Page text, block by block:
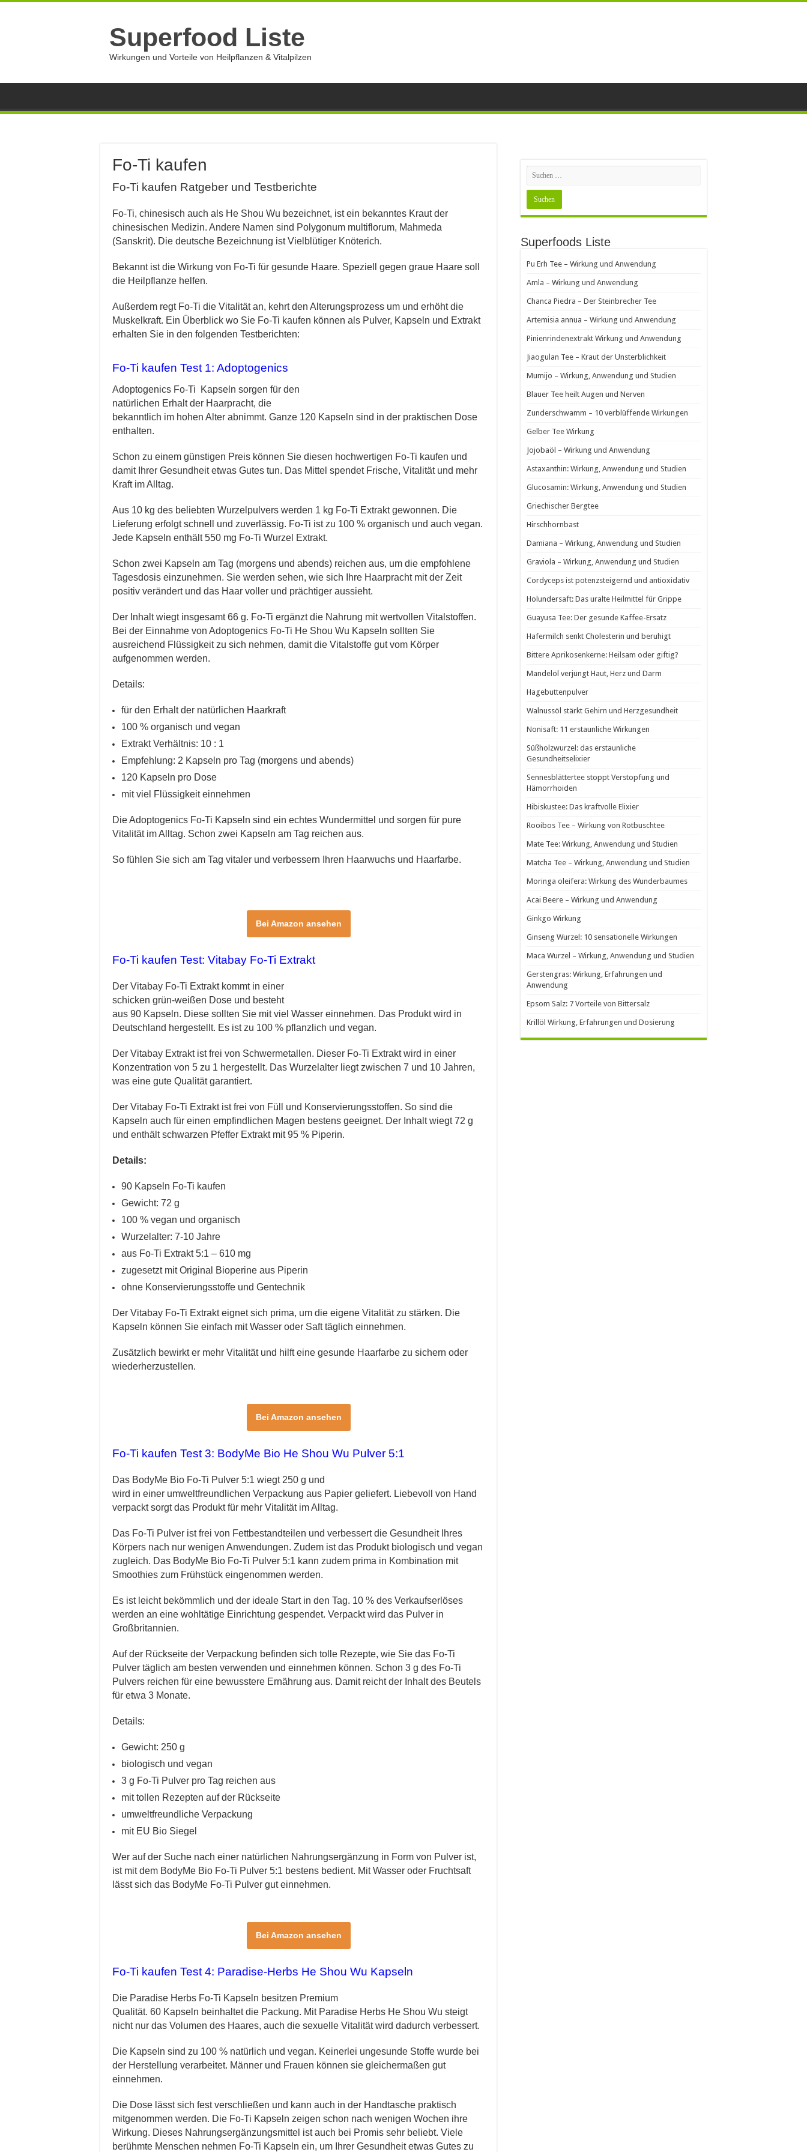
Superfood Liste
Wirkungen und Vorteile von Heilpflanzen & Vitalpilzen
Fo-Ti kaufen
Fo-Ti kaufen Ratgeber und Testberichte
Fo-Ti, chinesisch auch als He Shou Wu bezeichnet, ist ein bekanntes Kraut der
chinesischen Medizin. Andere Namen sind Polygonum multiflorum, Mahmeda
(Sanskrit). Die deutsche Bezeichnung ist Vielblütiger Knöterich.
Bekannt ist die Wirkung von Fo-Ti für gesunde Haare. Speziell gegen graue Haare soll
die Heilpflanze helfen.
Außerdem regt Fo-Ti die Vitalität an, kehrt den Alterungsprozess um und erhöht die
Muskelkraft. Ein Überblick wo Sie Fo-Ti kaufen können als Pulver, Kapseln und Extrakt
erhalten Sie in den folgenden Testberichten:
Fo-Ti kaufen Test 1: Adoptogenics
Adoptogenics Fo-Ti Kapseln sorgen für den
natürlichen Erhalt der Haarpracht, die
bekanntlich im hohen Alter abnimmt. Ganze 120 Kapseln sind in der praktischen Dose
enthalten.
Schon zu einem günstigen Preis können Sie diesen hochwertigen Fo-Ti kaufen und
damit Ihrer Gesundheit etwas Gutes tun. Das Mittel spendet Frische, Vitalität und mehr
Kraft im Alltag.
Aus 10 kg des beliebten Wurzelpulvers werden 1 kg Fo-Ti Extrakt gewonnen. Die
Lieferung erfolgt schnell und zuverlässig. Fo-Ti ist zu 100 % organisch und auch vegan.
Jede Kapseln enthält 550 mg Fo-Ti Wurzel Extrakt.
Schon zwei Kapseln am Tag (morgens und abends) reichen aus, um die empfohlene
Tagesdosis einzunehmen. Sie werden sehen, wie sich Ihre Haarpracht mit der Zeit
positiv verändert und das Haar voller und prächtiger aussieht.
Der Inhalt wiegt insgesamt 66 g. Fo-Ti ergänzt die Nahrung mit wertvollen Vitalstoffen.
Bei der Einnahme von Adoptogenics Fo-Ti He Shou Wu Kapseln sollten Sie
ausreichend Flüssigkeit zu sich nehmen, damit die Vitalstoffe gut vom Körper
aufgenommen werden.
Details:
für den Erhalt der natürlichen Haarkraft
100 % organisch und vegan
Extrakt Verhältnis: 10 : 1
Empfehlung: 2 Kapseln pro Tag (morgens und abends)
120 Kapseln pro Dose
mit viel Flüssigkeit einnehmen
Die Adoptogenics Fo-Ti Kapseln sind ein echtes Wundermittel und sorgen für pure
Vitalität im Alltag. Schon zwei Kapseln am Tag reichen aus.
So fühlen Sie sich am Tag vitaler und verbessern Ihren Haarwuchs und Haarfarbe.
Bei Amazon ansehen
Fo-Ti kaufen Test: Vitabay Fo-Ti Extrakt
Der Vitabay Fo-Ti Extrakt kommt in einer
schicken grün-weißen Dose und besteht
aus 90 Kapseln. Diese sollten Sie mit viel Wasser einnehmen. Das Produkt wird in
Deutschland hergestellt. Es ist zu 100 % pflanzlich und vegan.
Der Vitabay Extrakt ist frei von Schwermetallen. Dieser Fo-Ti Extrakt wird in einer
Konzentration von 5 zu 1 hergestellt. Das Wurzelalter liegt zwischen 7 und 10 Jahren,
was eine gute Qualität garantiert.
Der Vitabay Fo-Ti Extrakt ist frei von Füll und Konservierungsstoffen. So sind die
Kapseln auch für einen empfindlichen Magen bestens geeignet. Der Inhalt wiegt 72 g
und enthält schwarzen Pfeffer Extrakt mit 95 % Piperin.
Details:
90 Kapseln Fo-Ti kaufen
Gewicht: 72 g
100 % vegan und organisch
Wurzelalter: 7-10 Jahre
aus Fo-Ti Extrakt 5:1 – 610 mg
zugesetzt mit Original Bioperine aus Piperin
ohne Konservierungsstoffe und Gentechnik
Der Vitabay Fo-Ti Extrakt eignet sich prima, um die eigene Vitalität zu stärken. Die
Kapseln können Sie einfach mit Wasser oder Saft täglich einnehmen.
Zusätzlich bewirkt er mehr Vitalität und hilft eine gesunde Haarfarbe zu sichern oder
wiederherzustellen.
Bei Amazon ansehen
Fo-Ti kaufen Test 3: BodyMe Bio He Shou Wu Pulver 5:1
Das BodyMe Bio Fo-Ti Pulver 5:1 wiegt 250 g und
wird in einer umweltfreundlichen Verpackung aus Papier geliefert. Liebevoll von Hand
verpackt sorgt das Produkt für mehr Vitalität im Alltag.
Das Fo-Ti Pulver ist frei von Fettbestandteilen und verbessert die Gesundheit Ihres
Körpers nach nur wenigen Anwendungen. Zudem ist das Produkt biologisch und vegan
zugleich. Das BodyMe Bio Fo-Ti Pulver 5:1 kann zudem prima in Kombination mit
Smoothies zum Frühstück eingenommen werden.
Es ist leicht bekömmlich und der ideale Start in den Tag. 10 % des Verkaufserlöses
werden an eine wohltätige Einrichtung gespendet. Verpackt wird das Pulver in
Großbritannien.
Auf der Rückseite der Verpackung befinden sich tolle Rezepte, wie Sie das Fo-Ti
Pulver täglich am besten verwenden und einnehmen können. Schon 3 g des Fo-Ti
Pulvers reichen für eine bewusstere Ernährung aus. Damit reicht der Inhalt des Beutels
für etwa 3 Monate.
Details:
Gewicht: 250 g
biologisch und vegan
3 g Fo-Ti Pulver pro Tag reichen aus
mit tollen Rezepten auf der Rückseite
umweltfreundliche Verpackung
mit EU Bio Siegel
Wer auf der Suche nach einer natürlichen Nahrungsergänzung in Form von Pulver ist,
ist mit dem BodyMe Bio Fo-Ti Pulver 5:1 bestens bedient. Mit Wasser oder Fruchtsaft
lässt sich das BodyMe Fo-Ti Pulver gut einnehmen.
Bei Amazon ansehen
Fo-Ti kaufen Test 4: Paradise-Herbs He Shou Wu Kapseln
Die Paradise Herbs Fo-Ti Kapseln besitzen Premium
Qualität. 60 Kapseln beinhaltet die Packung. Mit Paradise Herbs He Shou Wu steigt
nicht nur das Volumen des Haares, auch die sexuelle Vitalität wird dadurch verbessert.
Die Kapseln sind zu 100 % natürlich und vegan. Keinerlei ungesunde Stoffe wurde bei
der Herstellung verarbeitet. Männer und Frauen können sie gleichermaßen gut
einnehmen.
Die Dose lässt sich fest verschließen und kann auch in der Handtasche praktisch
mitgenommen werden. Die Fo-Ti Kapseln zeigen schon nach wenigen Wochen ihre
Wirkung. Dieses Nahrungsergänzungsmittel ist auch bei Promis sehr beliebt. Viele
berühmte Menschen nehmen Fo-Ti Kapseln ein, um Ihrer Gesundheit etwas Gutes zu
Superfoods Liste
Pu Erh Tee – Wirkung und Anwendung
Amla – Wirkung und Anwendung
Chanca Piedra – Der Steinbrecher Tee
Artemisia annua – Wirkung und Anwendung
Pinienrindenextrakt Wirkung und Anwendung
Jiaogulan Tee – Kraut der Unsterblichkeit
Mumijo – Wirkung, Anwendung und Studien
Blauer Tee heilt Augen und Nerven
Zunderschwamm – 10 verblüffende Wirkungen
Gelber Tee Wirkung
Jojobaöl – Wirkung und Anwendung
Astaxanthin: Wirkung, Anwendung und Studien
Glucosamin: Wirkung, Anwendung und Studien
Griechischer Bergtee
Hirschhornbast
Damiana – Wirkung, Anwendung und Studien
Graviola – Wirkung, Anwendung und Studien
Cordyceps ist potenzsteigernd und antioxidativ
Holundersaft: Das uralte Heilmittel für Grippe
Guayusa Tee: Der gesunde Kaffee-Ersatz
Hafermilch senkt Cholesterin und beruhigt
Bittere Aprikosenkerne: Heilsam oder giftig?
Mandelöl verjüngt Haut, Herz und Darm
Hagebuttenpulver
Walnussöl stärkt Gehirn und Herzgesundheit
Nonisaft: 11 erstaunliche Wirkungen
Süßholzwurzel: das erstaunliche
Gesundheitselixier
Sennesblättertee stoppt Verstopfung und
Hämorrhoiden
Hibiskustee: Das kraftvolle Elixier
Rooibos Tee – Wirkung von Rotbuschtee
Mate Tee: Wirkung, Anwendung und Studien
Matcha Tee – Wirkung, Anwendung und Studien
Moringa oleifera: Wirkung des Wunderbaumes
Acai Beere – Wirkung und Anwendung
Ginkgo Wirkung
Ginseng Wurzel: 10 sensationelle Wirkungen
Maca Wurzel – Wirkung, Anwendung und Studien
Gerstengras: Wirkung, Erfahrungen und
Anwendung
Epsom Salz: 7 Vorteile von Bittersalz
Krillöl Wirkung, Erfahrungen und Dosierung